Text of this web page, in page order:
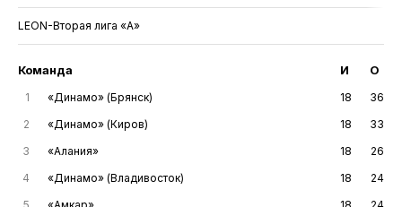
LEON-Вторая лига «А»
Команда И О
1 «Динамо» (Брянск) 18
36
2
«Динамо» (Киров) 18
33
3
«Алания» 18
26
4
«Динамо» (Владивосток) 18
24